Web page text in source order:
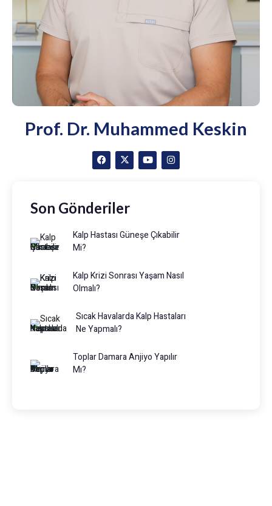
Prof. Dr. Muhammed Keskin
Son Gönderiler
Kalp Hastası Güneşe Çıkabilir
Mi?
Kalp Krizi Sonrası Yaşam Nasıl
Olmalı?
Sıcak Havalarda Kalp Hastaları
Ne Yapmalı?
Toplar Damara Anjiyo Yapılır
Mı?